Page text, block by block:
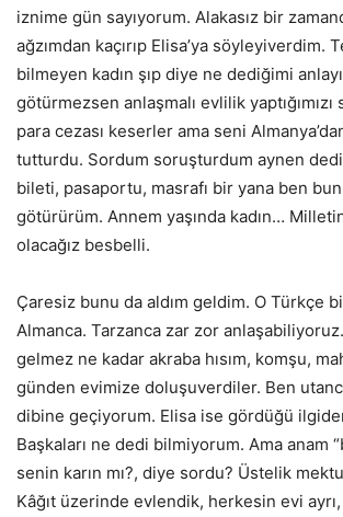
iznime gün sayıyorum. Alakasız bir
ağzımdan kaçırıp Elisa’ya söyleyiverdim.
bilmeyen kadın şıp diye ne dediğimi
götürmezsen anlaşmalı evlilik
para cezası keserler ama seni
tutturdu. Sordum soruşturdum aynen
bileti, pasaportu, masrafı bir yana ben
götürürüm. Annem yaşında kadın…
olacağız besbelli.
Çaresiz bunu da aldım geldim. O Türkçe
Almanca. Tarzanca zar zor
gelmez ne kadar akraba hısım, komşu,
günden evimize doluşuverdiler. Ben
dibine geçiyorum. Elisa ise gördüğü
Başkaları ne dedi bilmiyorum. Ama anam
senin karın mı?, diye sordu? Üstelik
Kâğıt üzerinde evlendik, herkesin evi ayrı,